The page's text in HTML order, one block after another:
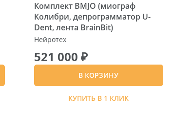
Комплект BMJO (миограф
Колибри, депрограмматор U-
Dent, лента BrainBit)
Нейротех
521 000 ₽
В КОРЗИНУ
КУПИТЬ В 1 КЛИК